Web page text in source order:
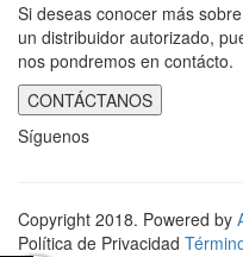
Si deseas conocer más
un distribuidor autorizado,
nos pondremos en contácto.
CONTÁCTANOS
Síguenos
Copyright 2018. Powered by
Política de Privacidad